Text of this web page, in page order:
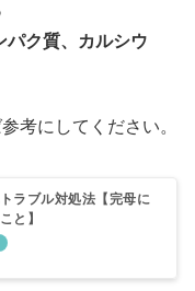
パク質、カルシウ
考にしてください。
ラブル対処法【完母に
と】